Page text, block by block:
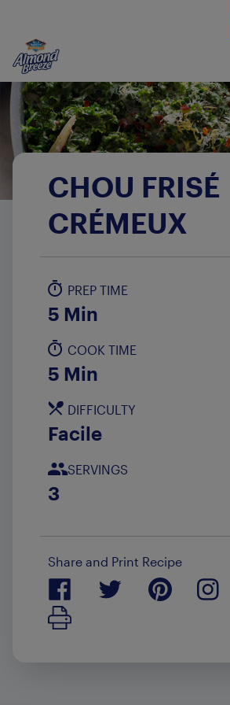
Almond Breeze
CHOU FRISÉ
CRÉMEUX
PREP TIME
5 Min
COOK TIME
5 Min
DIFFICULTY
Facile
SERVINGS
3
Share and Print Recipe